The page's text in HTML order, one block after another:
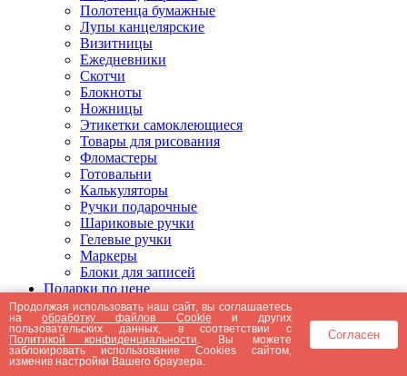
Полотенца бумажные
Лупы канцелярские
Визитницы
Ежедневники
Скотчи
Блокноты
Ножницы
Этикетки самоклеющиеся
Товары для рисования
Фломастеры
Готовальни
Калькуляторы
Ручки подарочные
Шариковые ручки
Гелевые ручки
Маркеры
Блоки для записей
Подарки по цене
Подарки от 5000 рублей
Подарки до 5000 рублей
Подарки до 3000 рублей
Подарки до 2000 рублей
Подарки до 1000 рублей
Продолжая использовать наш сайт, вы соглашаетесь
наобработку файлов Cookie и других
пользовательских данных, в соответствии с
Политикой конфиденциальности . Вы можете
заблокировать использование Cookies сайтом,
изменив настройки Вашего браузера.
Согласен